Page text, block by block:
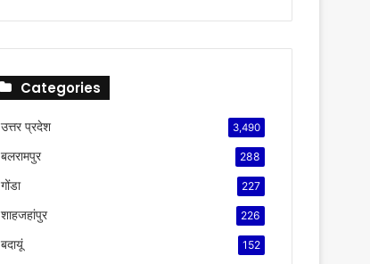
Categories
उत्तर प्रदेश 3,490
बलरामपुर 288
गोंडा 227
शाहजहांपुर 226
बदायूं 152